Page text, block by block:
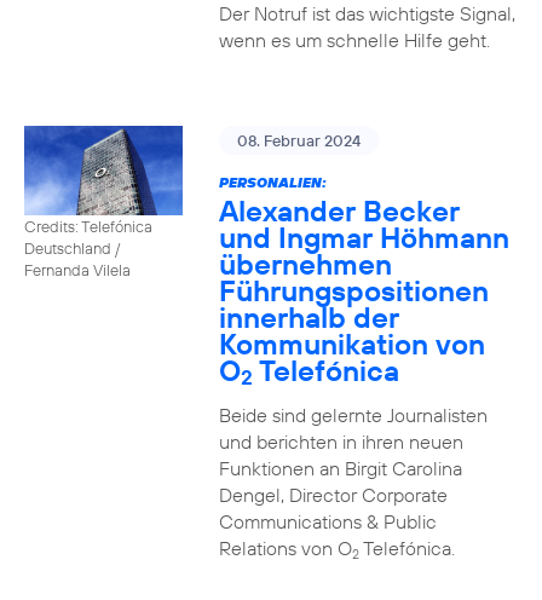
Der Notruf ist das wichtigste Signal,
wenn es um schnelle Hilfe geht.
Credits: Telefónica
Deutschland /
Fernanda Vilela
08. Februar 2024
PERSONALIEN:
Alexander Becker
und Ingmar Höhmann
übernehmen
Führungspositionen
innerhalb der
Kommunikation von
O2 Telefónica
Beide sind gelernte Journalisten
und berichten in ihren neuen
Funktionen an Birgit Carolina
Dengel, Director Corporate
Communications & Public
Relations von O2Telefónica.